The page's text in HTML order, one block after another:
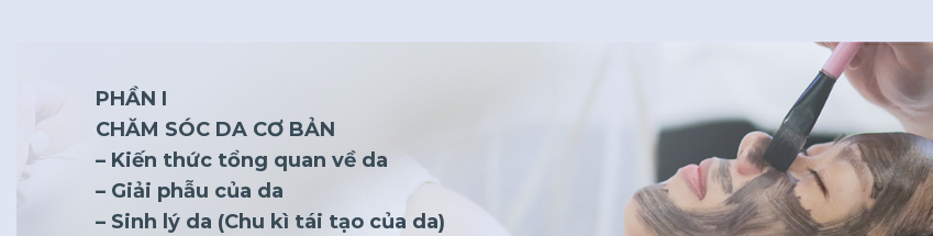
PHẦN I
CHĂM SÓC DA CƠ BẢN
– Kiến thức tổng quan về da
– Giải phẫu của da
– Sinh lý da (Chu kì tái tạo của da)